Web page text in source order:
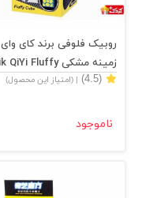
روبیک فلوفی برند کای وای
زمینه مشکی Rubik QiYi Fluffy
(4.5)
| (امتیاز این محصول)
ناموجود